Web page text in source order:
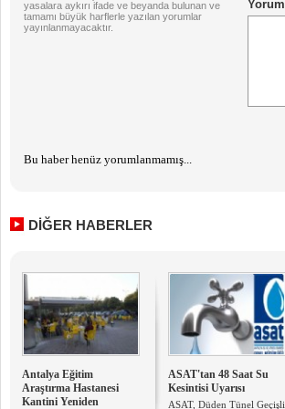
yasalara aykırı ifade ve beyanda bulunan ve
tamamı büyük harflerle yazılan yorumlar
yayınlanmayacaktır.
Bu haber henüz yorumlanmamış...
DİĞER HABERLER
Antalya Eğitim
Araştırma Hastanesi
Kantini Yeniden
ASAT'tan 48 Saat Su
Kesintisi Uyarısı
ASAT, Düden Tünel Geçişli